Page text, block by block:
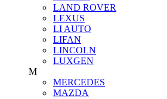
LAND ROVER
LEXUS
LI AUTO
LIFAN
LINCOLN
LUXGEN
M
MERCEDES
MAZDA